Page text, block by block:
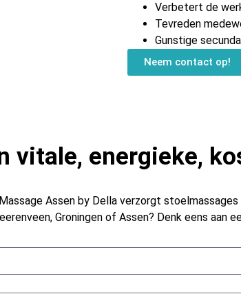
Verbetert de
Tevreden
Gunstige
Neem contact op!
vitale, energieke,
Assen by Della verzorgt stoelmassages
Groningen of Assen? Denk eens